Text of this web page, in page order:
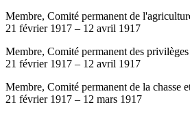
Membre, Comité permanent de
21 février 1917 – 12 avril 1917
Membre, Comité permanent des
21 février 1917 – 12 avril 1917
Membre, Comité permanent de la chasse
21 février 1917 – 12 mars 1917